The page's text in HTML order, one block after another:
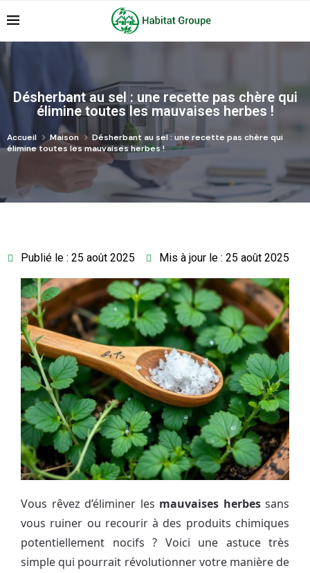
Désherbant au sel : une recette pas chère qui
élimine toutes les mauvaises herbes !
Accueil Maison
Désherbant au sel : une recette pas chère qui
élimine toutes les mauvaises herbes !
Publié le : 25 août 2025 Mis à jour le : 25 août 2025
Vous rêvez d’éliminer les mauvaises herbessans
vous ruiner ou recourir à des produits chimiques
potentiellement nocifs ? Voici une astuce très
simple qui pourrait révolutionner votre manière de